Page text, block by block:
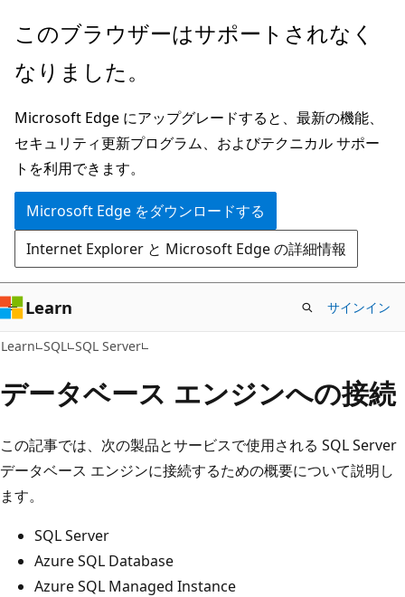
メ
ン
ン
テ
ン
ツ
に
ス
キ
ッ
プ
このブラウザーはサポートされなく
なりました。
Microsoft Edge にアップグレードすると、最新の機能、
セキュリティ更新プログラム、およびテクニカル サポー
トを利用できます。
Microsoft Edge をダウンロードする
Internet Explorer と Microsoft Edge の詳細情報
Learn サインイン
Learn SQL SQL Server
データベース エンジンへの接続
この記事では、次の製品とサービスで使用される SQL Server
データベース エンジンに接続するための概要について説明し
ます。
SQL Server
Azure SQL Database
Azure SQL Managed Instance